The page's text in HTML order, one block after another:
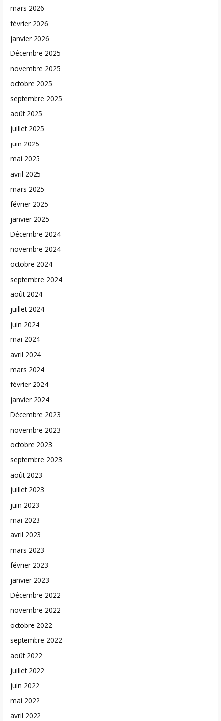
mars 2026
février 2026
janvier 2026
Décembre 2025
novembre 2025
octobre 2025
septembre 2025
août 2025
juillet 2025
juin 2025
mai 2025
avril 2025
mars 2025
février 2025
janvier 2025
Décembre 2024
novembre 2024
octobre 2024
septembre 2024
août 2024
juillet 2024
juin 2024
mai 2024
avril 2024
mars 2024
février 2024
janvier 2024
Décembre 2023
novembre 2023
octobre 2023
septembre 2023
août 2023
juillet 2023
juin 2023
mai 2023
avril 2023
mars 2023
février 2023
janvier 2023
Décembre 2022
novembre 2022
octobre 2022
septembre 2022
août 2022
juillet 2022
juin 2022
mai 2022
avril 2022